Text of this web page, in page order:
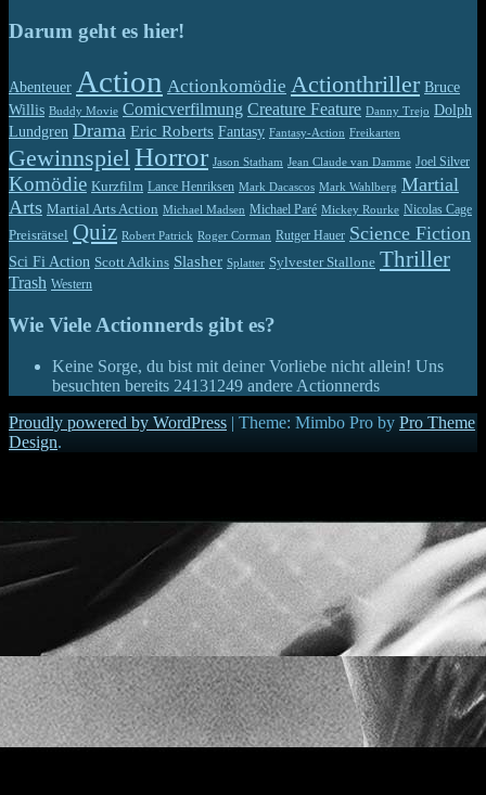
Darum geht es hier!
Abenteuer Action Actionkomödie Actionthriller Bruce
Willis Buddy Movie Comicverfilmung Creature Feature Danny Trejo Dolph
Lundgren Drama Eric Roberts Fantasy Fantasy-Action Freikarten
Gewinnspiel Horror Jason Statham Jean Claude van Damme Joel Silver
Komödie Kurzfilm Lance Henriksen Mark Dacascos Mark Wahlberg Martial
Arts Martial Arts Action Michael Madsen Michael Paré Mickey Rourke Nicolas Cage
Preisrätsel Quiz Robert Patrick Roger Corman Rutger Hauer Science Fiction
Sci Fi Action Scott Adkins Slasher Splatter Sylvester Stallone Thriller
Trash Western
Wie Viele Actionnerds gibt es?
Keine Sorge, du bist mit deiner Vorliebe nicht allein! Uns
besuchten bereits 24131249 andere Actionnerds
Proudly powered by WordPress | Theme: Mimbo Pro by Pro Theme
Design.